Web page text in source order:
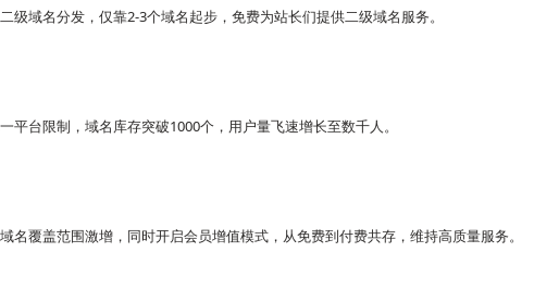
级域名分发，仅靠2-3个域名起步，免费为站长们提供二级域名服务。
平台限制，域名库存突破1000个，用户量飞速增长至数千人。
名覆盖范围激增，同时开启会员增值模式，从免费到付费共存，维持高质量服务。